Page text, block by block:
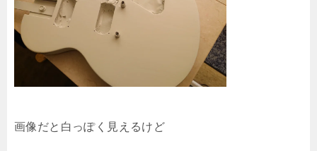
画像だと白っぽく見えるけど